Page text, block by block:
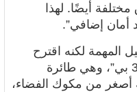
أيضًا. لهذا
أمان إضافي”.
المهمة لكنه اقترح
إلقاء النظر على “يو إس إكس-37 بي”، وهي طائرة
أصغر من مكوك الفضاء،